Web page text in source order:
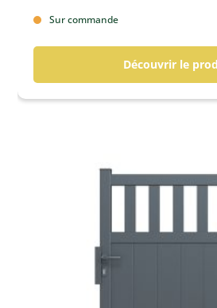
Sur commande
Découvrir le